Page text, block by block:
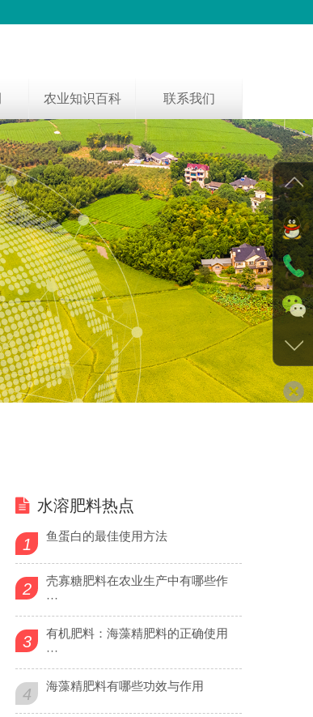
农业知识百科 联系我们
水溶肥料热点
1 鱼蛋白的最佳使用方法
2
壳寡糖肥料在农业生产中有哪些作
···
3
有机肥料：海藻精肥料的正确使用
···
4 海藻精肥料有哪些功效与作用